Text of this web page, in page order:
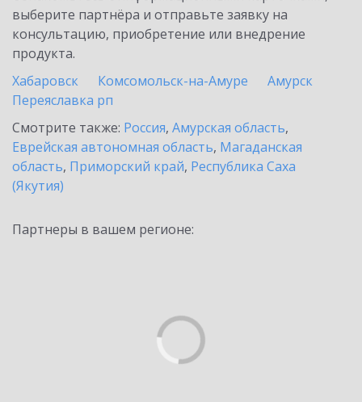
выберите партнёра и отправьте заявку на
консультацию, приобретение или внедрение
продукта.
Хабаровск
Комсомольск-на-Амуре
Амурск
Переяславка рп
Смотрите также: Россия, Амурская область,
Еврейская автономная область, Магаданская
область, Приморский край, Республика Саха
(Якутия)
Партнеры в вашем регионе: